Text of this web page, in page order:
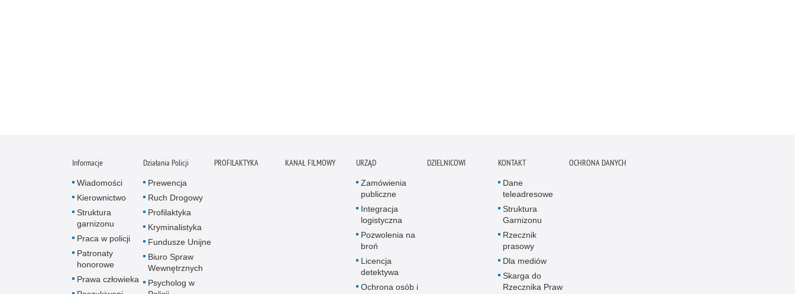
Informacje
Wiadomości
Kierownictwo
Struktura
garnizonu
Praca w policji
Patronaty
honorowe
Prawa człowieka
Działania Policji
Prewencja
Ruch Drogowy
Profilaktyka
Kryminalistyka
Fundusze Unijne
Biuro Spraw
Wewnętrznych
Psycholog w
PROFILAKTYKA KANAŁ FILMOWY URZĄD
Zamówienia
publiczne
Integracja
logistyczna
Pozwolenia na
broń
Licencja
detektywa
Ochrona osób i
DZIELNICOWI KONTAKT
Dane
teleadresowe
Struktura
Garnizonu
Rzecznik
prasowy
Dla mediów
Skarga do
Rzecznika Praw
OCHRONA DANYCH